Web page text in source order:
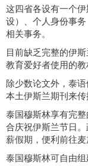
这四省各设有一个
设）、个人身份事
相关事务。
目前缺乏完整的伊
教育爱好者使用的教
除少数论文外，泰
本土伊斯兰期刊来传
泰国穆斯林享有完
合庆祝伊斯兰节日
薪假期，便利前往麦
泰国穆斯林可自由组